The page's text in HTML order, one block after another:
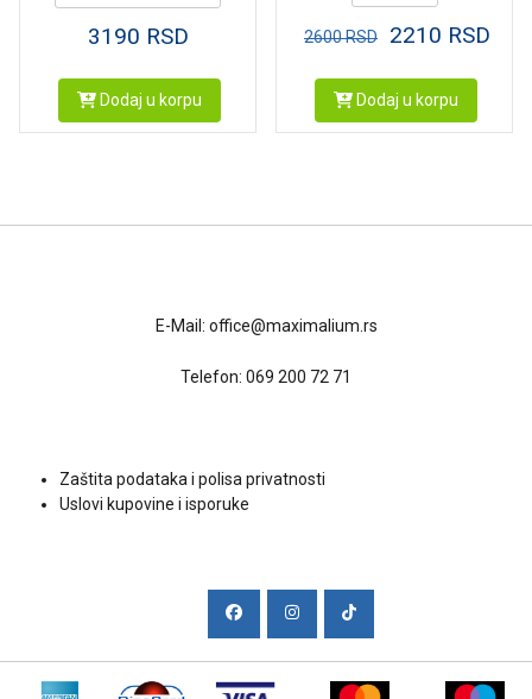
3190 RSD
Dodaj u korpu
2600RSD 2210 RSD
Dodaj u korpu
E-Mail: office@maximalium.rs
Telefon: 069 200 72 71
Zaštita podataka i polisa privatnosti
Uslovi kupovine i isporuke